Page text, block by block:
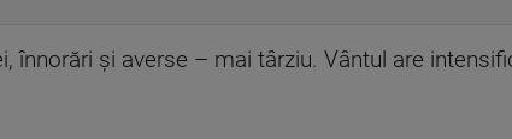
înnorări și averse – mai târziu. Vântul are